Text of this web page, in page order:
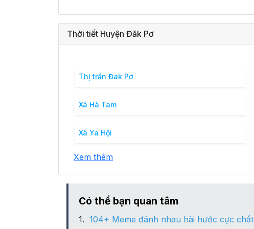
Thời tiết Huyện Đăk Pơ
Thị trấn Đak Pơ
Xã Hà Tam
Xã Ya Hội
Xem thêm
Có thể bạn quan tâm
104+ Meme đánh nhau hài hước cực chất